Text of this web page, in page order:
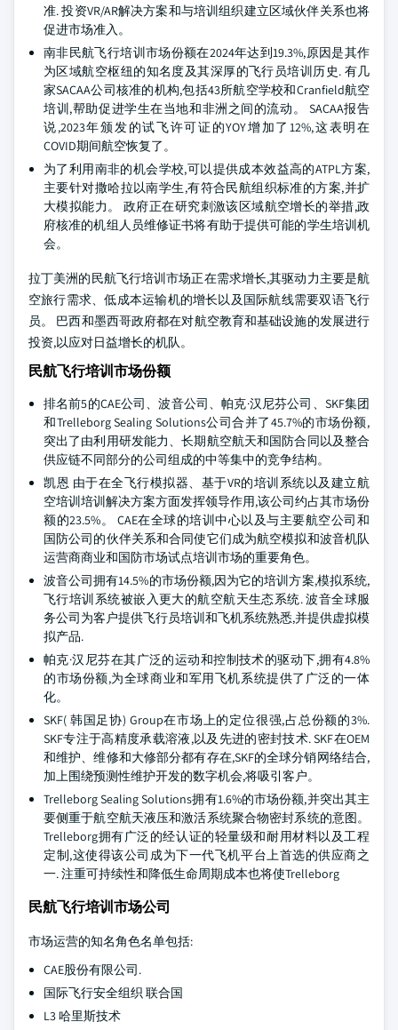
准. 投资VR/AR解决方案和与培训组织建立区域伙伴关系也将
促进市场准入。
南非民航飞行培训市场份额在2024年达到19.3%,原因是其作
为区域航空枢纽的知名度及其深厚的飞行员培训历史. 有几
家SACAA公司核准的机构,包括43所航空学校和Cranfield航空
培训,帮助促进学生在当地和非洲之间的流动。 SACAA报告
说,2023年颁发的试飞许可证的YOY增加了12%,这表明在
COVID期间航空恢复了。
为了利用南非的机会学校,可以提供成本效益高的ATPL方案,
主要针对撒哈拉以南学生,有符合民航组织标准的方案,并扩
大模拟能力。 政府正在研究刺激该区域航空增长的举措,政
府核准的机组人员维修证书将有助于提供可能的学生培训机
会。
拉丁美洲的民航飞行培训市场正在需求增长,其驱动力主要是航
空旅行需求、低成本运输机的增长以及国际航线需要双语飞行
员。 巴西和墨西哥政府都在对航空教育和基础设施的发展进行
投资,以应对日益增长的机队。
民航飞行培训市场份额
排名前5的CAE公司、波音公司、帕克·汉尼芬公司、SKF集团
和Trelleborg Sealing Solutions公司合并了45.7%的市场份额,
突出了由利用研发能力、长期航空航天和国防合同以及整合
供应链不同部分的公司组成的中等集中的竞争结构。
凯恩 由于在全飞行模拟器、基于VR的培训系统以及建立航
空培训培训解决方案方面发挥领导作用,该公司约占其市场份
额的23.5%。 CAE在全球的培训中心以及与主要航空公司和
国防公司的伙伴关系和合同使它们成为航空模拟和波音机队
运营商商业和国防市场试点培训市场的重要角色。
波音公司拥有14.5%的市场份额,因为它的培训方案,模拟系统,
飞行培训系统被嵌入更大的航空航天生态系统. 波音全球服
务公司为客户提供飞行员培训和飞机系统熟悉,并提供虚拟模
拟产品.
帕克·汉尼芬在其广泛的运动和控制技术的驱动下,拥有4.8%
的市场份额,为全球商业和军用飞机系统提供了广泛的一体
化。
SKF( 韩国足协) Group在市场上的定位很强,占总份额的3%.
SKF专注于高精度承载溶液,以及先进的密封技术. SKF在OEM
和维护、维修和大修部分都有存在,SKF的全球分销网络结合,
加上围绕预测性维护开发的数字机会,将吸引客户。
Trelleborg Sealing Solutions拥有1.6%的市场份额,并突出其主
要侧重于航空航天液压和激活系统聚合物密封系统的意图。
Trelleborg拥有广泛的经认证的轻量级和耐用材料以及工程
定制,这使得该公司成为下一代飞机平台上首选的供应商之
一. 注重可持续性和降低生命周期成本也将使Trelleborg
民航飞行培训市场公司
市场运营的知名角色名单包括:
CAE股份有限公司.
国际飞行安全组织 联合国
L3 哈里斯技术